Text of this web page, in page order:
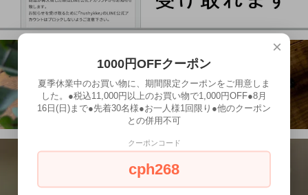
×
1000円OFFクーポン
夏季休業中のお買い物に、期間限定クーポンをご用意しま
した。●税込11,000円以上のお買い物で1,000円OFF●8月
16日(日)まで●先着30名様●お一人様1回限り●他のクーポン
との併用不可
クーポンコード
cph268